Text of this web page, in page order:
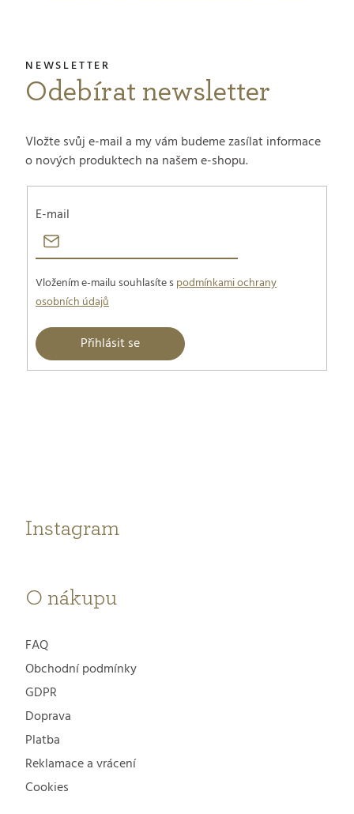
Odebírat newsletter
Vložte svůj e-mail a my vám budeme zasílat informace
o nových produktech na našem e-shopu.
E-mail
Vložením e-mailu souhlasíte spodmínkami ochrany
osobních údajů
Přihlásit se
Instagram
O nákupu
FAQ
Obchodní podmínky
GDPR
Doprava
Platba
Reklamace a vrácení
Cookies